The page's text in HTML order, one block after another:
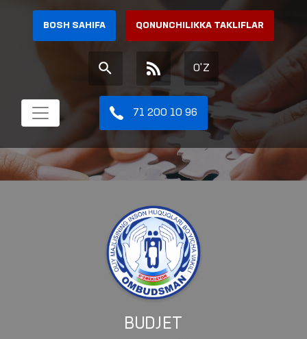
BOSH SAHIFA QONUNCHILIKKA TAKLIFLAR
O'Z
71 200 10 96
BUDJET